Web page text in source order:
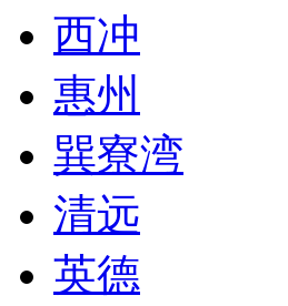
西冲
惠州
巽寮湾
清远
英德